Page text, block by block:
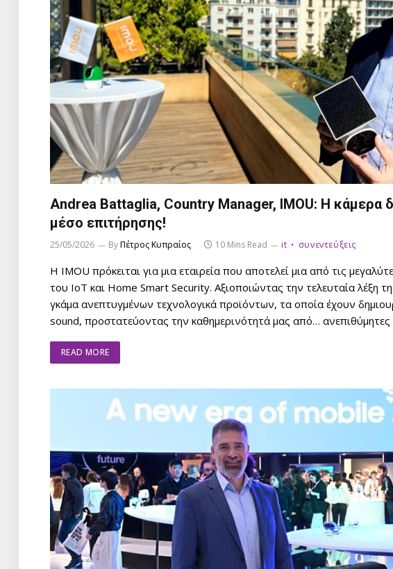
Andrea Battaglia, Country Manager, IMOU: Η κάμερα
μέσο επιτήρησης!
25/05/2026 ByΠέτρος Κυπραίος 10 Mins Read it συνεντεύξεις
Η IMOU πρόκειται για μια εταιρεία που αποτελεί μια από τις
του IoT και Home Smart Security. Αξιοποιώντας την τελευταία λέξη
γκάμα ανεπτυγμένων τεχνολογικά προϊόντων, τα οποία έχουν
sound, προστατεύοντας την καθημερινότητά μας από… ανεπιθύμητες
READ MORE